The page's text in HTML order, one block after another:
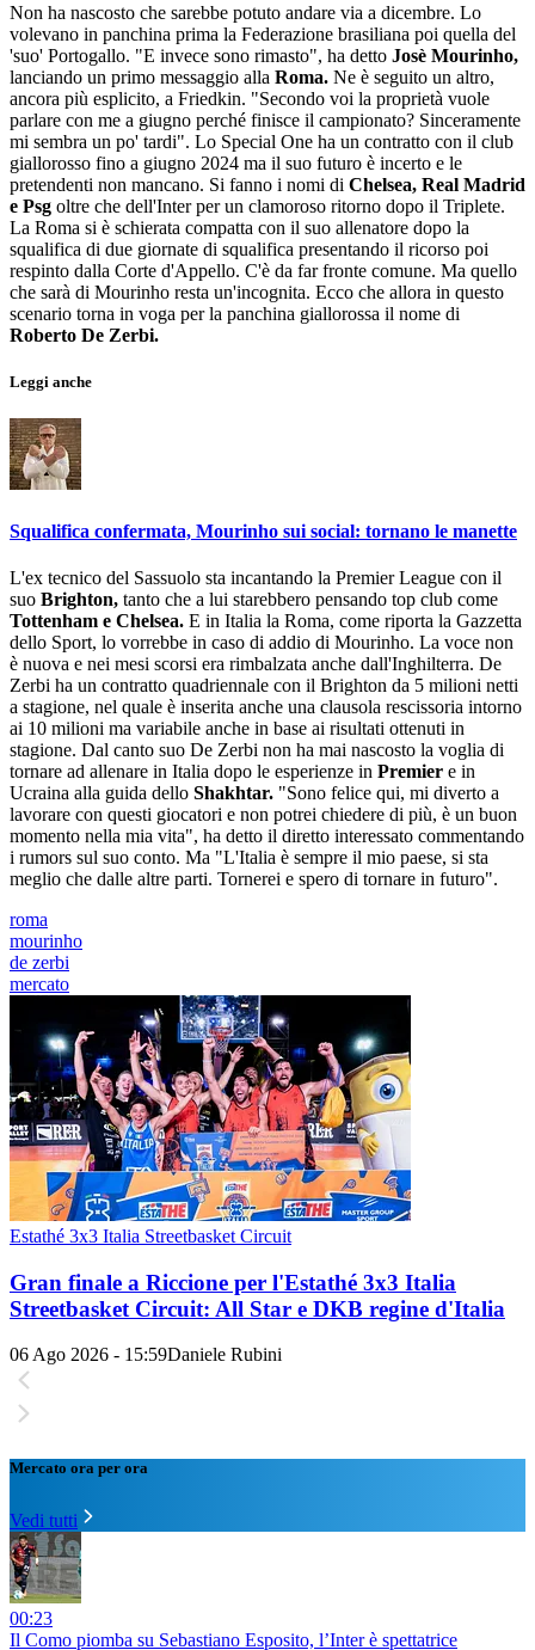
Non ha nascosto che sarebbe potuto andare via a dicembre. Lo
volevano in panchina prima la Federazione brasiliana poi quella del
'suo' Portogallo. "E invece sono rimasto", ha detto Josè Mourinho,
lanciando un primo messaggio alla Roma. Ne è seguito un altro,
ancora più esplicito, a Friedkin. "Secondo voi la proprietà vuole
parlare con me a giugno perché finisce il campionato? Sinceramente
mi sembra un po' tardi". Lo Special One ha un contratto con il club
giallorosso fino a giugno 2024 ma il suo futuro è incerto e le
pretendenti non mancano. Si fanno i nomi di Chelsea, Real Madrid
e Psg oltre che dell'Inter per un clamoroso ritorno dopo il Triplete.
La Roma si è schierata compatta con il suo allenatore dopo la
squalifica di due giornate di squalifica presentando il ricorso poi
respinto dalla Corte d'Appello. C'è da far fronte comune. Ma quello
che sarà di Mourinho resta un'incognita. Ecco che allora in questo
scenario torna in voga per la panchina giallorossa il nome di
Roberto De Zerbi.
Leggi anche
Squalifica confermata, Mourinho sui social: tornano le manette
L'ex tecnico del Sassuolo sta incantando la Premier League con il
suo Brighton, tanto che a lui starebbero pensando top club come
Tottenham e Chelsea. E in Italia la Roma, come riporta la Gazzetta
dello Sport, lo vorrebbe in caso di addio di Mourinho. La voce non
è nuova e nei mesi scorsi era rimbalzata anche dall'Inghilterra. De
Zerbi ha un contratto quadriennale con il Brighton da 5 milioni netti
a stagione, nel quale è inserita anche una clausola rescissoria intorno
ai 10 milioni ma variabile anche in base ai risultati ottenuti in
stagione. Dal canto suo De Zerbi non ha mai nascosto la voglia di
tornare ad allenare in Italia dopo le esperienze in Premier e in
Ucraina alla guida dello Shakhtar. "Sono felice qui, mi diverto a
lavorare con questi giocatori e non potrei chiedere di più, è un buon
momento nella mia vita", ha detto il diretto interessato commentando
i rumors sul suo conto. Ma "L'Italia è sempre il mio paese, si sta
meglio che dalle altre parti. Tornerei e spero di tornare in futuro".
roma
mourinho
de zerbi
mercato
Estathé 3x3 Italia Streetbasket Circuit
Gran finale a Riccione per l'Estathé 3x3 Italia
Streetbasket Circuit: All Star e DKB regine d'Italia
06 Ago 2026 - 15:59Daniele Rubini
Mercato ora per ora
Vedi tutti
00:23
Il Como piomba su Sebastiano Esposito, l’Inter è spettatrice